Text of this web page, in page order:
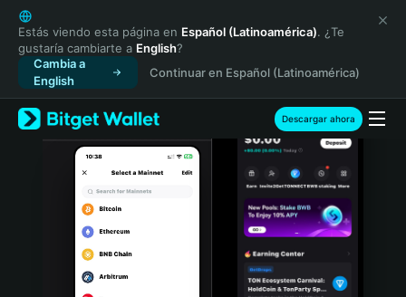
English
日本語
Tiếng Việt
Русский
Español (Latinoamérica)
Türkçe
Italiano
Português (Portugal)
Bahasa Indonesia
Estás viendo esta página en Español (Latinoamérica). ¿Te
gustaría cambiarte a English?
Cambia a
English
Continuar en Español (Latinoamérica)
Descargar ahora